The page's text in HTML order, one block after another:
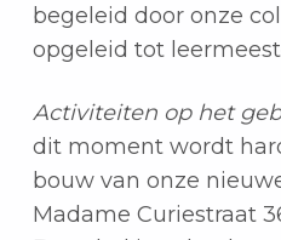
begeleid door onze
opgeleid tot
Activiteiten op het
dit moment wordt
bouw van onze
Madame Curiestraat